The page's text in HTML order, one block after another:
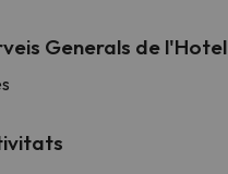
Generals de l'Hotel